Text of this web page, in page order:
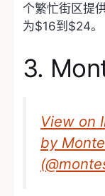
个繁忙街区提
为$16到$24。
3.
View on
by